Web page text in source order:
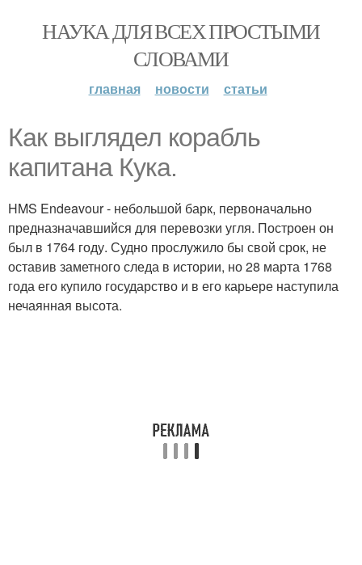
НАУКА ДЛЯ ВСЕХ ПРОСТЫМИ
СЛОВАМИ
главная новости статьи
Как выглядел корабль
капитана Кука.
HMS Endeavour - небольшой барк, первоначально
предназначавшийся для перевозки угля. Построен он
был в 1764 году. Судно прослужило бы свой срок, не
оставив заметного следа в истории, но 28 марта 1768
года его купило государство и в его карьере наступила
нечаянная высота.